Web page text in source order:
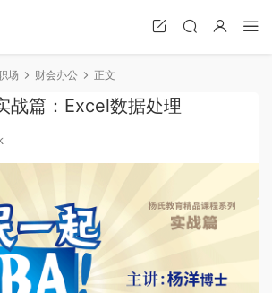
场 财会办公 正文
战篇：Excel数据处理